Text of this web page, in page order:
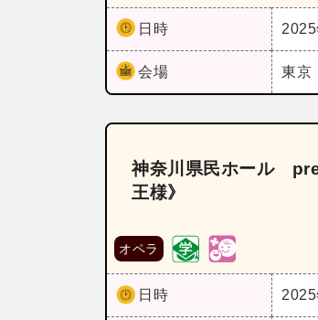
日時 2025
会場 東京
神奈川県民ホール
王様》
オペラ
日時 2025